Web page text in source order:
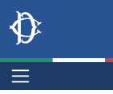
Salta al contenuto
Salta al menu di
Site
header
block
Camera dei
Menu Bar
Fine pagina
Salta al contenuto
Salta al menu di
Vai a inizio pagina